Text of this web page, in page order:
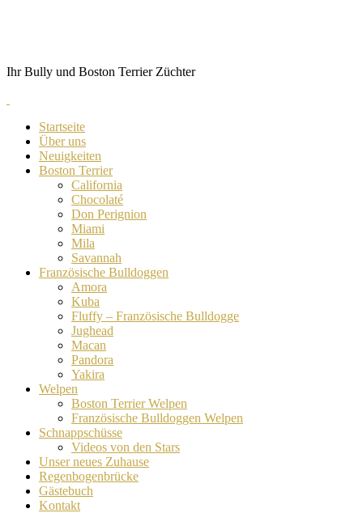
Ihr Bully und Boston Terrier Züchter
Startseite
Über uns
Neuigkeiten
Boston Terrier
California
Chocolaté
Don Perignion
Miami
Mila
Savannah
Französische Bulldoggen
Amora
Kuba
Fluffy – Französische Bulldogge
Jughead
Macan
Pandora
Yakira
Welpen
Boston Terrier Welpen
Französische Bulldoggen Welpen
Schnappschüsse
Videos von den Stars
Unser neues Zuhause
Regenbogenbrücke
Gästebuch
Kontakt